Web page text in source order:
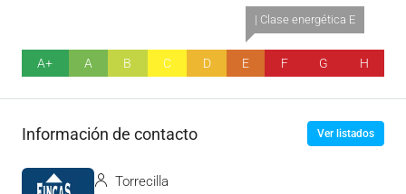
A+ A B C D
| Clase energética E
E F G H
Información de contacto Ver listados
Torrecilla